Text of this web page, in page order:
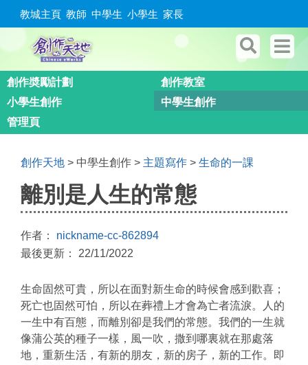
教城主頁 教師 中學生 小學生 家長
創作奬勵計劃
創作教室
小學生創作
中學生創作
管理頁
創作天地 > 中學生創作 > 主題寫作 > 生命的一課
離別是人生的常態
作者： nickname-cc-862894
最後更新： 22/11/2022
生命固然可貴，所以在面對新生命的時候會感到歡喜；
死亡也固然可怕，所以在葬禮上才會為亡者流淚。人的
一生中有百態，而離別卻是我們的常態。我們的一生就
像蒲公英的種子一樣，風一吹，撒到哪裏就在那處落
地，重新生活，有新的朋友，新的房子，新的工作。即